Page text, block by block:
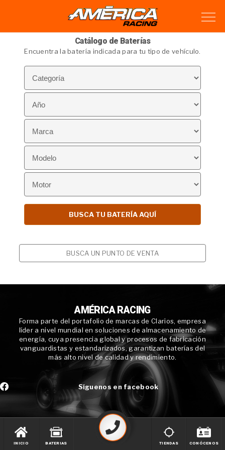
Catálogo de Baterías
Encuentra la batería indicada para tu tipo de vehículo.
BUSCA UN PUNTO DE VENTA
AMÉRICA RACING
Forma parte del portafolio de marcas de Clarios, empresa
líder a nivel mundial en soluciones de almacenamiento de
energía, cuya presencia global y procesos de fabricación
vanguardistas y estandarizados, garantizan baterías del
más alto nivel de calidad y rendimiento.
Síguenos en facebook
INICIO BATERIAS TIENDAS CONÓCENOS